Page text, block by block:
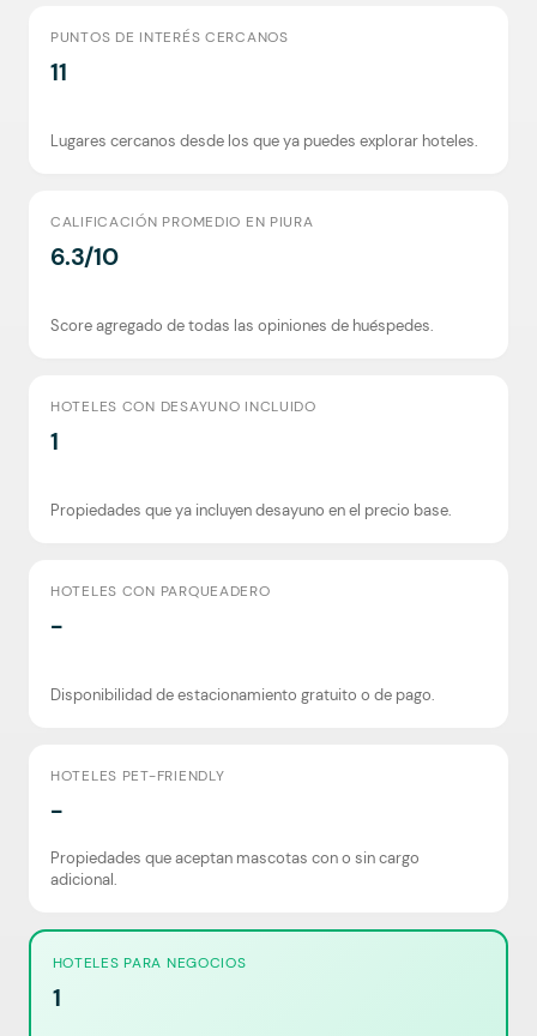
PUNTOS DE INTERÉS CERCANOS
11
Lugares cercanos desde los que ya puedes explorar hoteles.
CALIFICACIÓN PROMEDIO EN PIURA
6.3/10
Score agregado de todas las opiniones de huéspedes.
HOTELES CON DESAYUNO INCLUIDO
1
Propiedades que ya incluyen desayuno en el precio base.
HOTELES CON PARQUEADERO
-
Disponibilidad de estacionamiento gratuito o de pago.
HOTELES PET-FRIENDLY
-
Propiedades que aceptan mascotas con o sin cargo
adicional.
HOTELES PARA NEGOCIOS
1